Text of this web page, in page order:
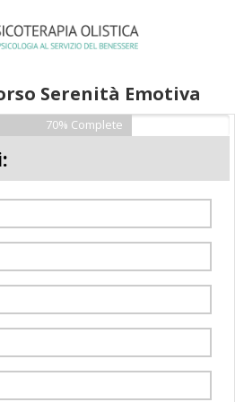
Serenità Emotiva
70% Complete